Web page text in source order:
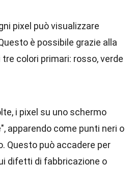
pixel può visualizzare
è possibile grazie alla
colori primari: rosso, verde
i pixel su uno schermo
apparendo come punti neri o
Questo può accadere per
difetti di fabbricazione o